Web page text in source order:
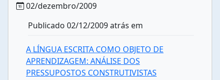
02/dezembro/2009
Publicado 02/12/2009 atrás em
A LÍNGUA ESCRITA COMO OBJETO DE
APRENDIZAGEM: ANÁLISE DOS
PRESSUPOSTOS CONSTRUTIVISTAS